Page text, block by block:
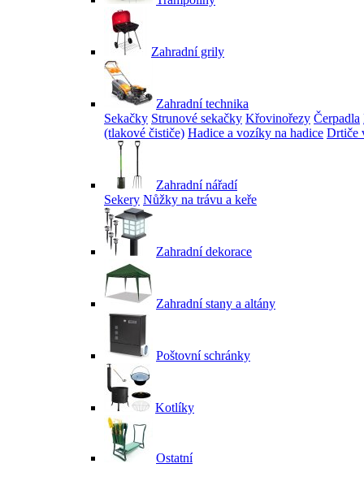
Zahradní grily
Zahradní technika
Sekačky Strunové sekačky Křovinořezy Čerpadla
(tlakové čističe) Hadice a vozíky na hadice Drtiče
Zahradní nářadí
Sekery Nůžky na trávu a keře
Zahradní dekorace
Zahradní stany a altány
Poštovní schránky
Kotlíky
Ostatní